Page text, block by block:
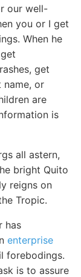
our well-
you or I get
When he
get
name, or
are
is
all astern,
bright Quito
reigns on
Tropic.
has
enterprise
forebodings.
is to assure